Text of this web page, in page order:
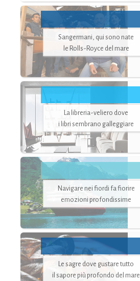
Sangermani, qui sono nate
le Rolls-Royce del mare
La libreria-veliero dove
i libri sembrano galleggiare
Navigare nei fiordi fa fiorire
emozioni profondissime
Le sagre dove gustare tutto
il sapore più profondo del mare